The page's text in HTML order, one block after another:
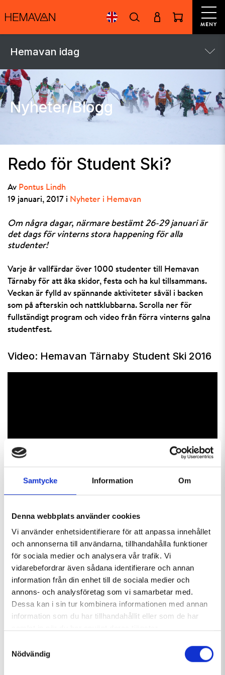
Samtycke Information Om
Denna webbplats använder cookies
Vi använder enhetsidentifierare för att anpassa innehållet
och annonserna till användarna, tillhandahålla funktioner
för sociala medier och analysera vår trafik. Vi
vidarebefordrar även sådana identifierare och annan
information från din enhet till de sociala medier och
annons- och analysföretag som vi samarbetar med.
Dessa kan i sin tur kombinera informationen med annan
information som du har tillhandahållit eller som de har
Nödvändig
MENY
Hemavan idag
Nyheter/Blogg
Redo för Student Ski?
Av Pontus Lindh
19 januari, 2017 i Nyheter i Hemavan
Om några dagar, närmare bestämt 26-29 januari är
det dags för vinterns stora happening för alla
studenter!
Varje år vallfärdar över 1000 studenter till Hemavan
Tärnaby för att åka skidor, festa och ha kul tillsammans.
Veckan är fylld av spännande aktiviteter såväl i backen
som på afterskin och nattklubbarna. Scrolla ner för
fullständigt program och video från förra vinterns galna
studentfest.
Video: Hemavan Tärnaby Student Ski 2016
rekommenderar dig som vill besöka nattklubbarna på
Hemavans Högfjällshotell att förboka dinentrébiljett.
Hela programmet hittar duhär, och alla
restaurangerbjudanden hittar du här
Välkommen till vinterns roligaste studentvecka!